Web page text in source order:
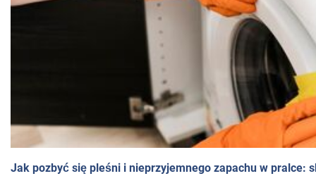
Jak pozbyć się pleśni i nieprzyjemnego zapachu w pralce: